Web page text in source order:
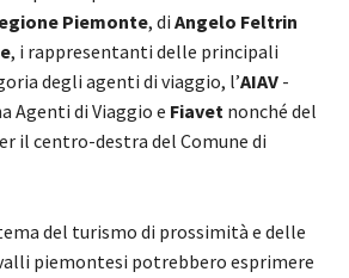
Piemonte, di Angelo Feltrin
, i rappresentanti delle principali
degli agenti di viaggio, l’AIAV -
Agenti di Viaggio e Fiavet nonché del
il centro-destra del Comune di
del turismo di prossimità e delle
piemontesi potrebbero esprimere